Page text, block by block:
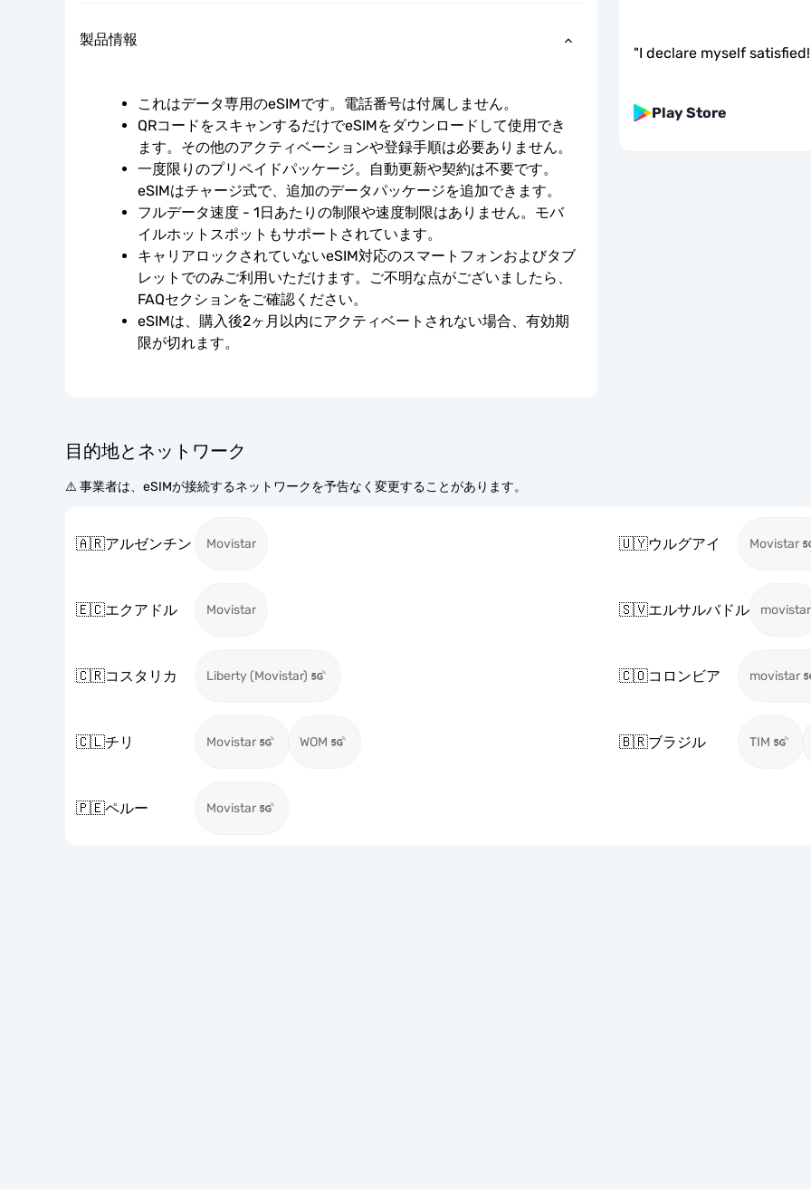
製品情報
これはデータ専用のeSIMです。電話番号は付属しません。
QRコードをスキャンするだけでeSIMをダウンロードして使用でき
ます。その他のアクティベーションや登録手順は必要ありません。
一度限りのプリペイドパッケージ。自動更新や契約は不要です。
eSIMはチャージ式で、追加のデータパッケージを追加できます。
フルデータ速度 - 1日あたりの制限や速度制限はありません。モバ
イルホットスポットもサポートされています。
キャリアロックされていないeSIM対応のスマートフォンおよびタブ
レットでのみご利用いただけます。ご不明な点がございましたら、
FAQセクションをご確認ください。
eSIMは、購入後2ヶ月以内にアクティベートされない場合、有効期
限が切れます。
目的地とネットワーク
⚠️ 事業者は、eSIMが接続するネットワークを予告なく変更することがあります。
🇦🇷アルゼンチン Movistar 🇺🇾ウルグアイ Movistar
🇪🇨エクアドル Movistar 🇸🇻エルサルバドル movistar
🇨🇷コスタリカ Liberty (Movistar) 🇨🇴コロンビア movistar
🇨🇱チリ Movistar WOM 🇧🇷ブラジル TIM
🇵🇪ペルー Movistar
"I declare myself satisfied!
Play Store